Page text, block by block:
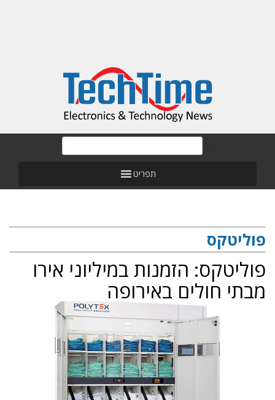
תפריט
פוליטקס
פוליטקס: הזמנות במיליוני אירו
מבתי חולים באירופה